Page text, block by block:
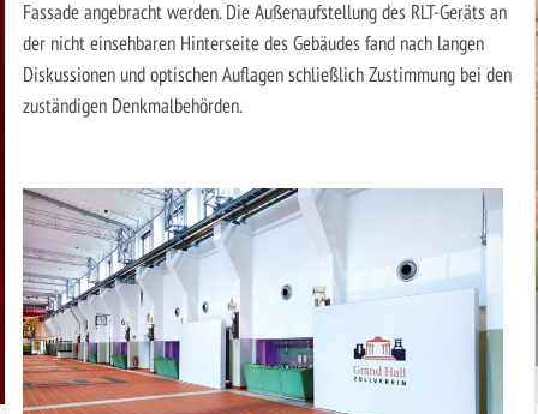
Fassade angebracht werden. Die Außenaufstellung des RLT-Geräts an
der nicht einsehbaren Hinterseite des Gebäudes fand nach langen
Diskussionen und optischen Auflagen schließlich Zustimmung bei den
zuständigen Denkmalbehörden.